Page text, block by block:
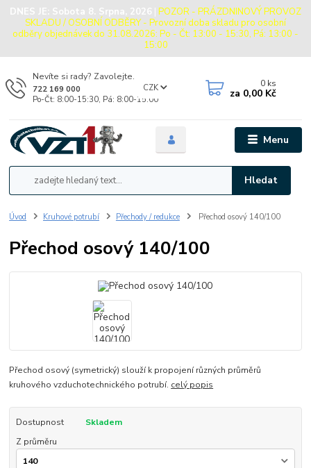
DNES JE: Sobota 8. Srpna, 2026 | POZOR - PRÁZDNINOVÝ PROVOZ
SKLADU / OSOBNÍ ODBĚRY - Provozní doba skladu pro osobní
odběry objednávek do 31.08.2026: Po - Čt: 13:00 - 15:30, Pá: 13:00 -
15:00
Menu
CZK
Hledat
Nevíte si rady? Zavolejte.
722 169 000
Po-Čt: 8:00-15:30, Pá: 8:00-15:00
0 ks
za 0,00 Kč
Úvod Kruhové potrubí Přechody / redukce Přechod osový 140/100
Přechod osový 140/100
Přechod osový (symetrický) slouží k propojení různých průměrů
kruhového vzduchotechnického potrubí. celý popis
Dostupnost
Skladem
Z průměru